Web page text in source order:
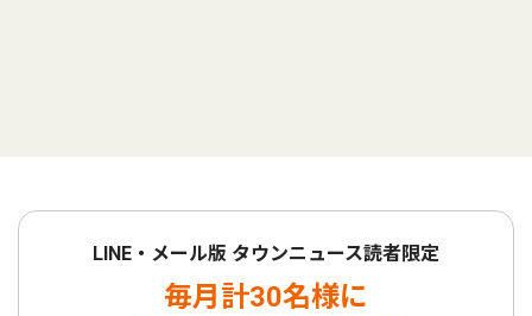
LINE・メール版 タウンニュース読者限定
毎月計30名様に